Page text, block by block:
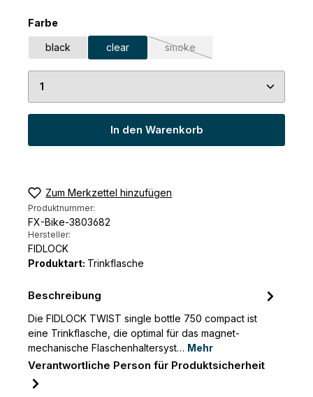
Farbeauswählen
black clear smoke
(Diese Option ist zurzeit nicht
Produkt Anzahl: Gib den gewünschten Wert
In den Warenkorb
Zum Merkzettel hinzufügen
Produktnummer:
FX-Bike-3803682
Hersteller:
FIDLOCK
Produktart: Trinkflasche
Beschreibung
Die FIDLOCK TWIST single bottle 750 compact ist
eine Trinkflasche, die optimal für das magnet-
mechanische Flaschenhaltersyst… Mehr
Verantwortliche Person für Produktsicherheit